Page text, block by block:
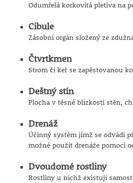
Odumřelá korkovitá pletiva na
Cibule
Zásobní orgán složený ze
Čtvrtkmen
Strom či keř se zapěstovanou
Deštný stín
Plocha v těsné blízkosti stěn,
Drenáž
Účinný systém jímž se odvádí
možné použít drenáže pomocí
Dvoudomé rostliny
Rostliny u nichž existují